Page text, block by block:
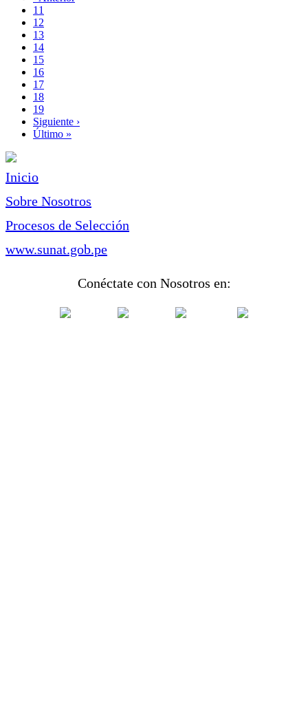
anterior
Page
11
Page
12
Page
13
Page
14
Página
actual
15
Page
16
Page
17
Page
18
Page
19
Siguiente
página
Siguiente ›
Última
Último »
Inicio
Sobre Nosotros
Procesos de Selección
www.sunat.gob.pe
Conéctate con Nosotros en: